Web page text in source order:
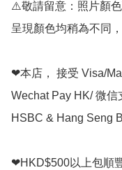
⚠️敬請留意：照片顏
呈現顏色均稍為不同
❤本店， 接受 Visa/
Wechat Pay HK/ 微信
HSBC & Hang Seng
❤HKD$500以上包順